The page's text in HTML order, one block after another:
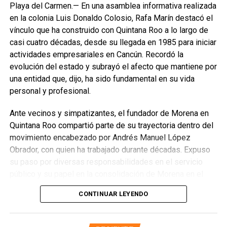
que este proceso busca garantizar autonomía, libre
determinación y respeto a los sistemas normativos de los
pueblos originarios.
La asamblea se realizó en el Nuevo Palacio y fue
inaugurada con una Ceremonia Maya a cargo de Román
Pat. Con este ejercicio, el Gobierno de Playa del Carmen
reafirma su compromiso de promover espacios de diálogo
derechos indígenas y afromexicanos.
Fuente: 5to Poder Agencia de Noticias
Playa del Carmen.— En una asamblea informativa realizada
en la colonia Luis Donaldo Colosio, Rafa Marín destacó el
vínculo que ha construido con Quintana Roo a lo largo de
casi cuatro décadas, desde su llegada en 1985 para iniciar
actividades empresariales en Cancún. Recordó la
evolución del estado y subrayó el afecto que mantiene por
una entidad que, dijo, ha sido fundamental en su vida
personal y profesional.
Ante vecinos y simpatizantes, el fundador de Morena en
Quintana Roo compartió parte de su trayectoria dentro del
movimiento encabezado por Andrés Manuel López
Obrador, con quien ha trabajado durante décadas. Expuso
su paso por diversas responsabilidades en el servicio
estado, donde fue el primer presidente del Comité
Ejecutivo Estatal y posteriormente delegado especial.
CONTINUAR LEYENDO